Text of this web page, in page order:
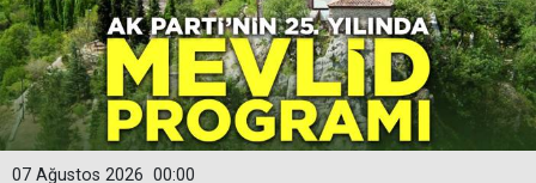
00:00
07 Ağustos 2026